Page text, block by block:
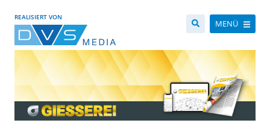
REALISIERT VON
MENÜ